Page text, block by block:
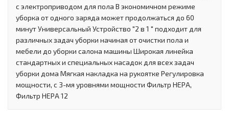
с электроприводом для пола В экономичном режиме
уборка от одного заряда может продолжаться до 60
минут Универсальный Устройство "2 в 1 " подходит для
различных задач уборки начиная от очистки пола и
мебели до уборки салона машины Широкая линейка
стандартных и специальных насадок для всех задач
уборки дома Мягкая накладка на рукоятке Регулировка
мощности, с 3-мя уровнями мощности Фильтр HEPA,
Фильтр HEPA 12